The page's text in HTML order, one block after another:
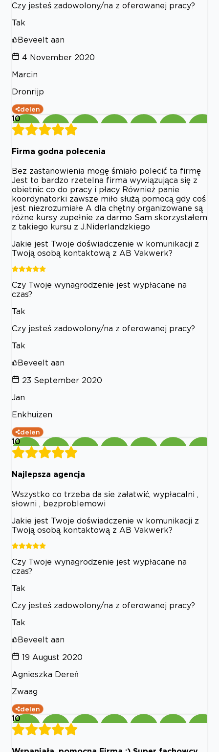
Czy jesteś zadowolony/na z oferowanej pracy?
Tak
Beveelt aan
4 November 2020
Marcin
Dronrijp
delen
10
Firma godna polecenia
Bez zastanowienia mogę śmiało polecić ta firmę
Jest to bardzo rzetelna firma wywiązująca się z
obietnic co do pracy i płacy Również panie
koordynatorki zawsze miło służą pomocą gdy coś
jest niezrozumiałe A dla chętny organizowane są
różne kursy zupełnie za darmo Sam skorzystałem
z takiego kursu z J.Niderlandzkiego
Jakie jest Twoje doświadczenie w komunikacji z
Twoją osobą kontaktową z AB Vakwerk?
Czy Twoje wynagrodzenie jest wypłacane na
czas?
Tak
Czy jesteś zadowolony/na z oferowanej pracy?
Tak
Beveelt aan
23 September 2020
Jan
Enkhuizen
delen
10
Najlepsza agencja
Wszystko co trzeba da sie załatwić, wypłacalni ,
słowni , bezproblemowi
Jakie jest Twoje doświadczenie w komunikacji z
Twoją osobą kontaktową z AB Vakwerk?
Czy Twoje wynagrodzenie jest wypłacane na
czas?
Tak
Czy jesteś zadowolony/na z oferowanej pracy?
Tak
Beveelt aan
19 August 2020
Agnieszka Dereń
Zwaag
delen
10